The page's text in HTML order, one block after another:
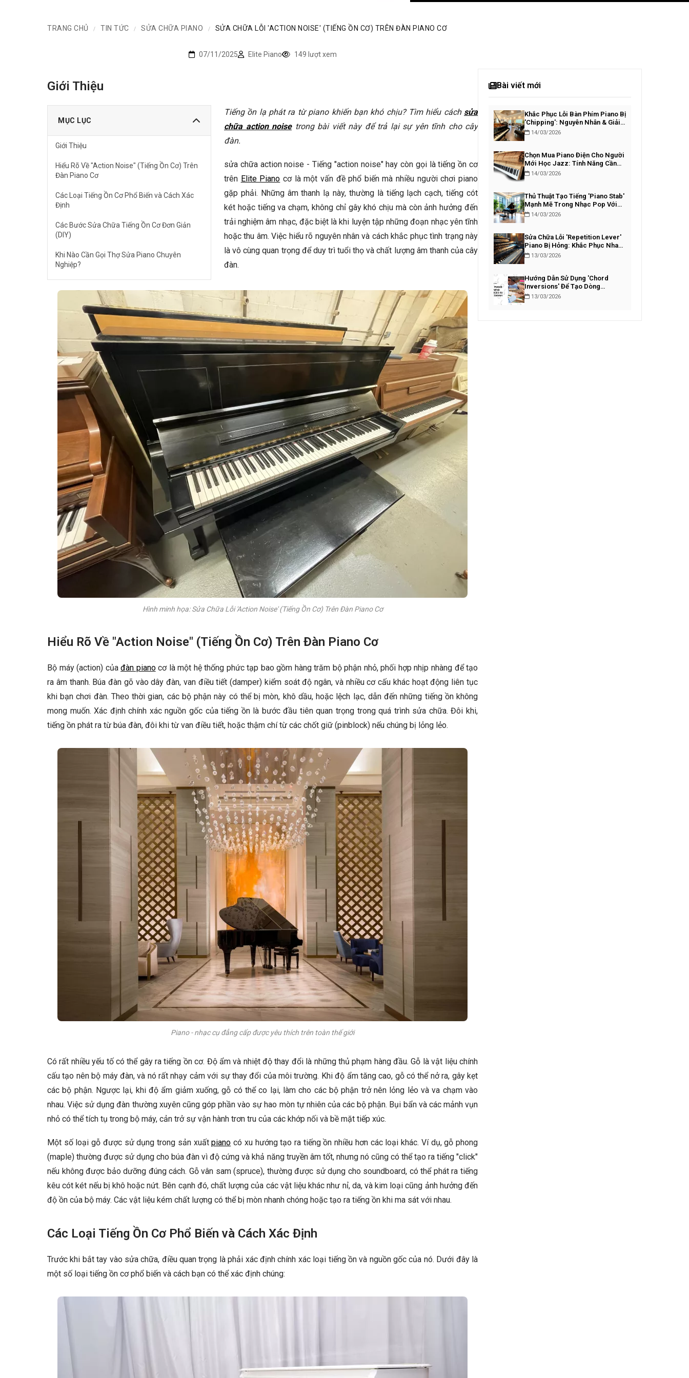
TRANG CHỦ / TIN TỨC / SỬA CHỮA PIANO / SỬA CHỮA LỖI 'ACTION NOISE' (TIẾNG ỒN CƠ) TRÊN ĐÀN PIANO CƠ
07/11/2025 Elite Piano 149 lượt xem
Giới Thiệu
MỤC LỤC
Giới Thiệu
Hiểu Rõ Về "Action Noise" (Tiếng Ồn Cơ) Trên
Đàn Piano Cơ
Các Loại Tiếng Ồn Cơ Phổ Biến và Cách Xác
Định
Các Bước Sửa Chữa Tiếng Ồn Cơ Đơn Giản
(DIY)
Khi Nào Cần Gọi Thợ Sửa Piano Chuyên
Nghiệp?
Các Lưu Ý Quan Trọng
Câu Hỏi Thường Gặp
Tại sao đàn piano mới mua cũng có tiếng ồn
cơ?
Tôi có thể sử dụng dầu WD-40 để bôi trơn
các khớp nối không?
Tôi nên điều chỉnh đàn piano bao lâu một
🎹 Khám Phá Piano Đẳng Cấp Tại Elite
Piano
Kết Luận
Tiếng ồn lạ phát ra từ piano khiến bạn khó chịu? Tìm hiểu cách sửa
chữa action noisetrong bài viết này để trả lại sự yên tĩnh cho cây
đàn.
sửa chữa action noise - Tiếng "action noise" hay còn gọi là tiếng ồn cơ
trên Elite Piano cơ là một vấn đề phổ biến mà nhiều người chơi piano
gặp phải. Những âm thanh lạ này, thường là tiếng lạch cạch, tiếng cót
két hoặc tiếng va chạm, không chỉ gây khó chịu mà còn ảnh hưởng đến
trải nghiệm âm nhạc, đặc biệt là khi luyện tập những đoạn nhạc yên tĩnh
hoặc thu âm. Việc hiểu rõ nguyên nhân và cách khắc phục tình trạng này
là vô cùng quan trọng để duy trì tuổi thọ và chất lượng âm thanh của cây
đàn.
Hình minh họa: Sửa Chữa Lỗi 'Action Noise' (Tiếng Ồn Cơ) Trên Đàn Piano Cơ
Hiểu Rõ Về "Action Noise" (Tiếng Ồn Cơ) Trên Đàn Piano Cơ
Bộ máy (action) củađàn pianocơ là một hệ thống phức tạp bao gồm hàng trăm bộ phận nhỏ, phối hợp nhịp nhàng để tạo
ra âm thanh. Búa đàn gõ vào dây đàn, van điều tiết (damper) kiểm soát độ ngân, và nhiều cơ cấu khác hoạt động liên tục
khi bạn chơi đàn. Theo thời gian, các bộ phận này có thể bị mòn, khô dầu, hoặc lệch lạc, dẫn đến những tiếng ồn không
mong muốn. Xác định chính xác nguồn gốc của tiếng ồn là bước đầu tiên quan trọng trong quá trình sửa chữa. Đôi khi,
tiếng ồn phát ra từ búa đàn, đôi khi từ van điều tiết, hoặc thậm chí từ các chốt giữ (pinblock) nếu chúng bị lỏng lẻo.
Piano - nhạc cụ đẳng cấp được yêu thích trên toàn thế giới
Có rất nhiều yếu tố có thể gây ra tiếng ồn cơ. Độ ẩm và nhiệt độ thay đổi là những thủ phạm hàng đầu. Gỗ là vật liệu chính
cấu tạo nên bộ máy đàn, và nó rất nhạy cảm với sự thay đổi của môi trường. Khi độ ẩm tăng cao, gỗ có thể nở ra, gây kẹt
các bộ phận. Ngược lại, khi độ ẩm giảm xuống, gỗ có thể co lại, làm cho các bộ phận trở nên lỏng lẻo và va chạm vào
nhau. Việc sử dụng đàn thường xuyên cũng góp phần vào sự hao mòn tự nhiên của các bộ phận. Bụi bẩn và các mảnh vụn
nhỏ có thể tích tụ trong bộ máy, cản trở sự vận hành trơn tru của các khớp nối và bề mặt tiếp xúc.
Một số loại gỗ được sử dụng trong sản xuấtpiano có xu hướng tạo ra tiếng ồn nhiều hơn các loại khác. Ví dụ, gỗ phong
(maple) thường được sử dụng cho búa đàn vì độ cứng và khả năng truyền âm tốt, nhưng nó cũng có thể tạo ra tiếng "click"
nếu không được bảo dưỡng đúng cách. Gỗ vân sam (spruce), thường được sử dụng cho soundboard, có thể phát ra tiếng
kêu cót két nếu bị khô hoặc nứt. Bên cạnh đó, chất lượng của các vật liệu khác như nỉ, da, và kim loại cũng ảnh hưởng đến
độ ồn của bộ máy. Các vật liệu kém chất lượng có thể bị mòn nhanh chóng hoặc tạo ra tiếng ồn khi ma sát với nhau.
Các Loại Tiếng Ồn Cơ Phổ Biến và Cách Xác Định
Trước khi bắt tay vào sửa chữa, điều quan trọng là phải xác định chính xác loại tiếng ồn và nguồn gốc của nó. Dưới đây là
một số loại tiếng ồn cơ phổ biến và cách bạn có thể xác định chúng:
Bài viết mới
Khắc Phục Lỗi Bàn Phím Piano Bị
'Chipping': Nguyên Nhân & Giải
Pháp14/03/2026
Chọn Mua Piano Điện Cho Người
Mới Học Jazz: Tính Năng Cần
Thiết14/03/2026
Thủ Thuật Tạo Tiếng 'Piano Stab'
Mạnh Mẽ Trong Nhạc Pop Với
VST14/03/2026
Sửa Chữa Lỗi 'Repetition Lever'
Piano Bị Hỏng: Khắc Phục Nhanh
Chóng
13/03/2026
Hướng Dẫn Sử Dụng 'Chord
Inversions' Để Tạo Dòng
Bassline Piano Lôi Cuốn
13/03/2026